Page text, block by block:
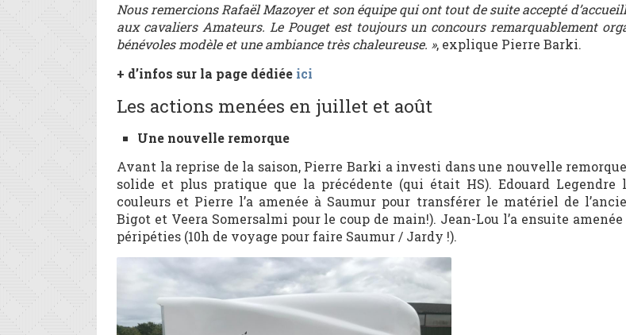
Nous remercions Rafaël Mazoyer et son équipe qui ont tout de suite accepté
aux cavaliers Amateurs. Le Pouget est toujours un concours remarquablement
bénévoles modèle et une ambiance très chaleureuse. », explique Pierre Barki.
+ d’infos sur la page dédiée ici
Les actions menées en juillet et août
Une nouvelle remorque
Avant la reprise de la saison, Pierre Barki a investi dans une nouvelle
solide et plus pratique que la précédente (qui était HS). Edouard Legendre
couleurs et Pierre l’a amenée à Saumur pour transférer le matériel de
Bigot et Veera Somersalmi pour le coup de main!). Jean-Lou l’a ensuite
péripéties (10h de voyage pour faire Saumur / Jardy !).